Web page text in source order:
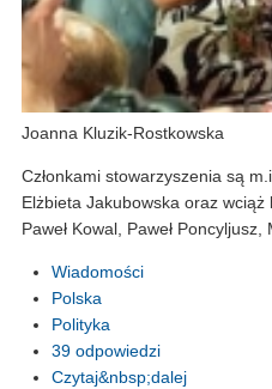
Joanna Kluzik-Rostkowska
Członkami stowarzyszenia są
Elżbieta Jakubowska oraz wciąż
Paweł Kowal, Paweł Poncyljusz,
Wiadomości
Polska
Polityka
39 odpowiedzi
Czytaj&nbsp;dalej